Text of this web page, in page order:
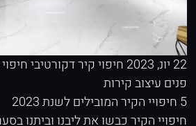
22 יונ, 2023 חיפוי קיר דקורטיבי
פנים עיצוב קירות
5 חיפויי הקיר המובילים לשנת 2023
חיפויי הקיר כבשו את ליבנו וביתנו